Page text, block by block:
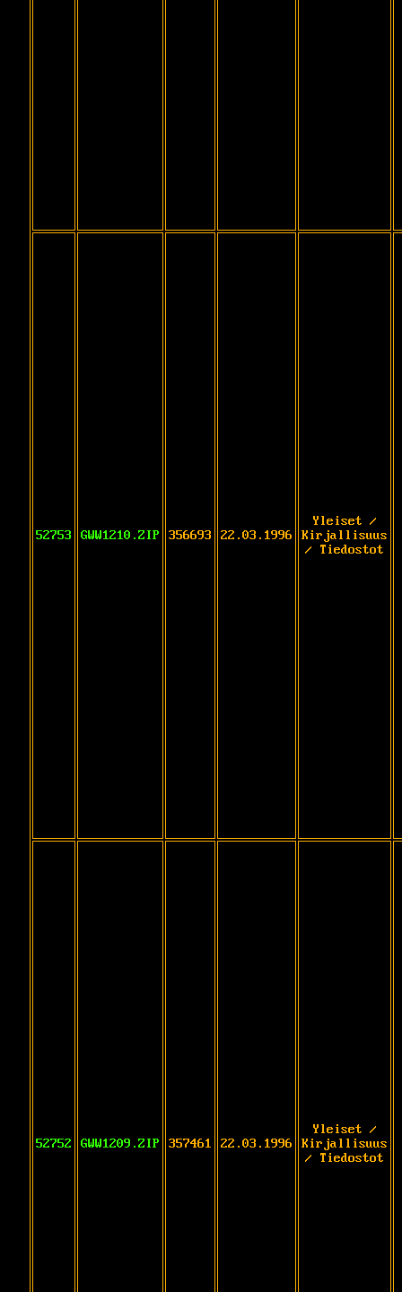
52753 GWW1210.ZIP 356693 22.03.1996
Yleiset /
Kirjallisuus
/ Tiedostot
52752 GWW1209.ZIP 357461 22.03.1996
Yleiset /
Kirjallisuus
/ Tiedostot